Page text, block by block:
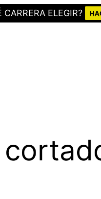
CARRERA ELEGIR?